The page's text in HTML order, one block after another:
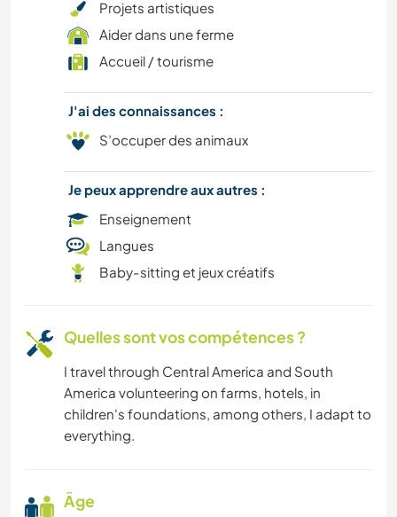
DESSIN ET PEINTURE
ÉVÉNEMENTS/VIE SOCIALE
DANSE
CULTURE
CYCLISME
PLAGE
ANIMAUX
Projets artistiques
Aider dans une ferme
Accueil / tourisme
J'ai des connaissances :
S’occuper des animaux
Je peux apprendre aux autres :
Enseignement
Langues
Baby-sitting et jeux créatifs
Quelles sont vos compétences ?
I travel through Central America and South
America volunteering on farms, hotels, in
children's foundations, among others, I adapt to
everything.
Âge